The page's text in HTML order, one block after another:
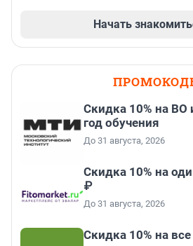
Начать
Скидка 10% на
год обучения
До 31 августа, 2026
Скидка 10% на
₽
До 31 августа, 2026
Скидка 10% на